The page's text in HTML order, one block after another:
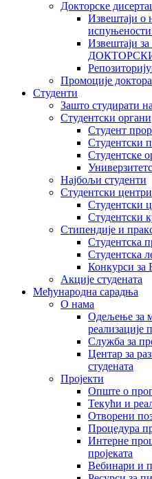
Докторске
Извештаји о
испуњености
Извештаји
Промоције
Студенти
Зашто студирати
Студентски органи
Студент
Студентски
Студентске
Најбољи студенти
Студентски центри
Студентски
Студентски
Стипендије и
Студентска
Студентска
Конкурси за
Акције студената
Међународна сарадња
О нама
Одељење за
реализације
Служба за
Центар за
студената
Пројекти
Опште о
Текући и
Отворени
Процедура
Интерне
пројеката
Вебинари и